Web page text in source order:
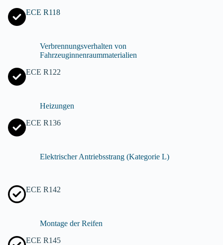
ECE R118
Verbrennungsverhalten von
Fahrzeuginnenraummaterialien
ECE R122
Heizungen
ECE R136
Elektrischer Antriebsstrang (Kategorie L)
ECE R142
Montage der Reifen
ECE R145